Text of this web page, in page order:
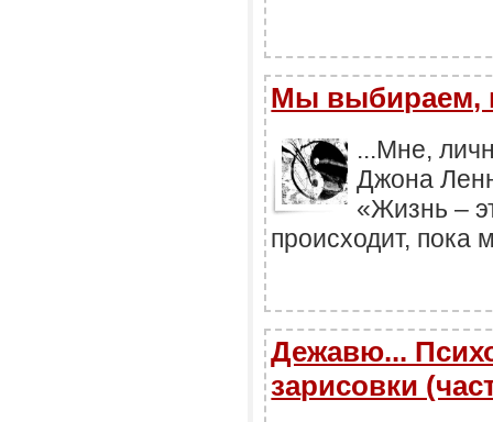
Мы выбираем,
...Мне,
Джона
«Жизнь –
происходит,
Дежавю...
зарисовки